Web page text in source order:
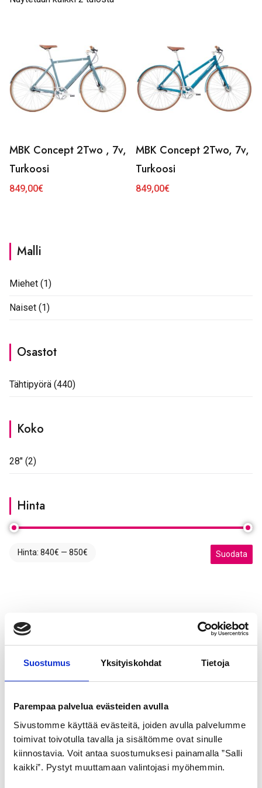
Suostumus Yksityiskohdat Tietoja
Parempaa palvelua evästeiden avulla
Sivustomme käyttää evästeitä, joiden avulla palvelumme
toimivat toivotulla tavalla ja sisältömme ovat sinulle
kiinnostavia. Voit antaa suostumuksesi painamalla ”Salli
kaikki”. Pystyt muuttamaan valintojasi myöhemmin.
MBK Concept 2Two , 7v,
Turkoosi
849,00€
MBK Concept 2Two, 7v,
Turkoosi
849,00€
Malli
Miehet (1)
Naiset (1)
Osastot
Tähtipyörä (440)
Koko
28" (2)
Hinta
Minimihinta
Suodata
Hinta: 840€ — 850€